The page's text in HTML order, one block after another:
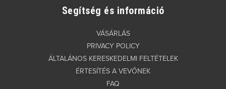
Segítség és információ
VÁSÁRLÁS
PRIVACY POLICY
ÁLTALÁNOS KERESKEDELMI FELTÉTELEK
ÉRTESÍTÉS A VEVŐNEK
FAQ